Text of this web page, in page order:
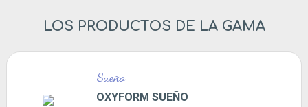
LOS PRODUCTOS DE LA GAMA
Sueño
OXYFORM SUEÑO